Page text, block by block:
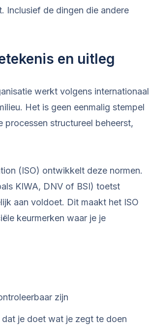
Inclusief de dingen die andere
en uitleg
werkt volgens internationaal
Het is geen eenmalig stempel
structureel beheerst,
(ISO) ontwikkelt deze normen.
KIWA, DNV of BSI) toetst
aan voldoet. Dit maakt het ISO
keurmerken waar je je
zijn
je doet wat je zegt te doen